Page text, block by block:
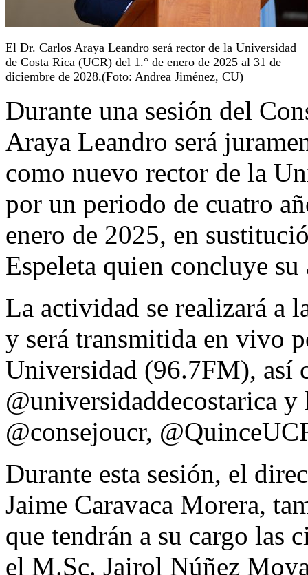
El Dr. Carlos Araya Leandro será rector de la Universidad
de Costa Rica (UCR) del 1.° de enero de 2025 al 31 de
diciembre de 2028.(Foto: Andrea Jiménez, CU)
Durante una sesión del
Araya Leandro será
como nuevo rector de la
por un periodo de cuatro
enero de 2025, en
Espeleta quien concluye
La actividad se realizará a
y será transmitida en vivo
Universidad (96.7FM), así
@universidaddecostarica y
@consejoucr,
Durante esta sesión, el
Jaime Caravaca Morera,
que tendrán a su cargo las
el M.Sc. Jairol Núñez